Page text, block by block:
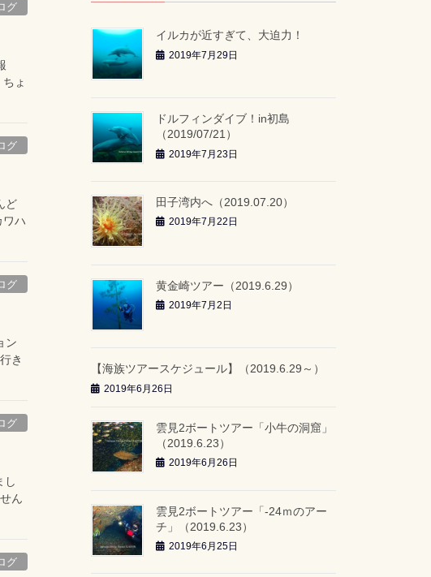
グ
ょ
グ
ど
ワハ
グ
ン
き
グ
し
ん
グ
イルカが近すぎて、大迫力！
2019年7月29日
ドルフィンダイブ！in初島
（2019/07/21）
2019年7月23日
田子湾内へ（2019.07.20）
2019年7月22日
黄金崎ツアー（2019.6.29）
2019年7月2日
【海族ツアースケジュール】（2019.6.29～）
2019年6月26日
雲見2ボートツアー「小牛の洞窟」
（2019.6.23）
2019年6月26日
雲見2ボートツアー「-24ｍのアー
チ」（2019.6.23）
2019年6月25日